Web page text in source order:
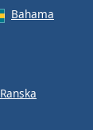
Bahama
Ranska